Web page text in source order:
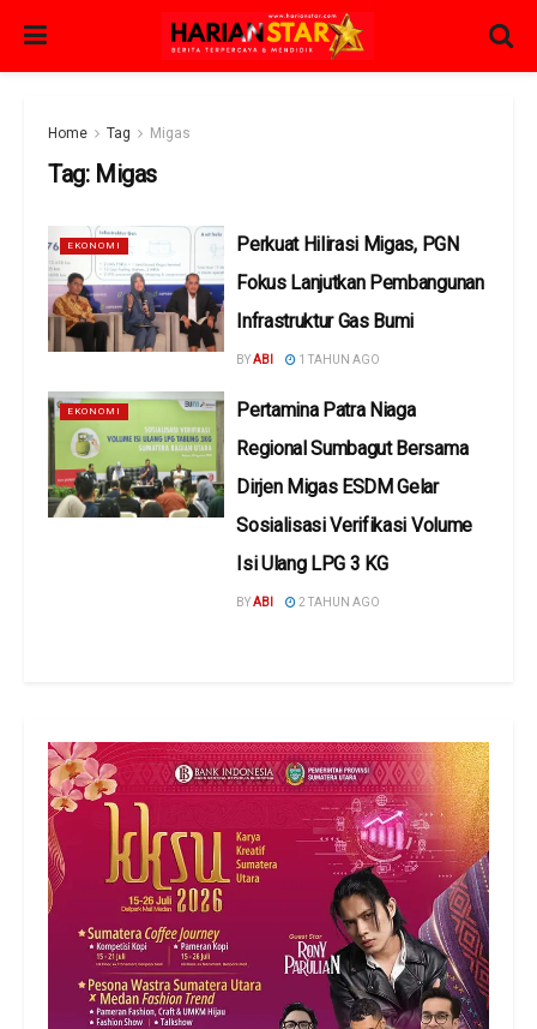
Home Tag Migas
Tag: Migas
EKONOMI
Perkuat Hilirasi Migas, PGN
Fokus Lanjutkan Pembangunan
Infrastruktur Gas Bumi
BYABI 1 TAHUN AGO
EKONOMI
Pertamina Patra Niaga
Regional Sumbagut Bersama
Dirjen Migas ESDM Gelar
Sosialisasi Verifikasi Volume
Isi Ulang LPG 3 KG
BYABI 2 TAHUN AGO